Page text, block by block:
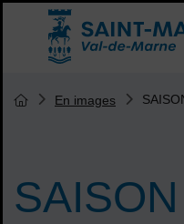
Menu de raccourcis
Accueil ville de Saint-
Vous êtes ici :
Page d'accueil du site
En images